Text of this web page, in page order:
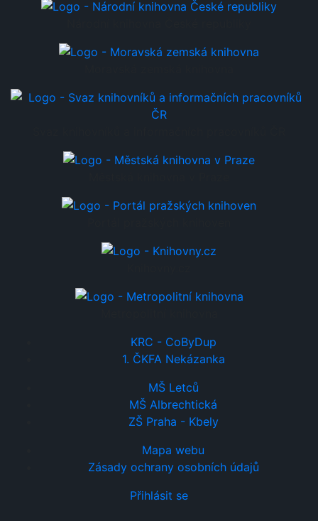
KRC - CoByDup
1. ČKFA Nekázanka
MŠ Letců
MŠ Albrechtická
ZŠ Praha - Kbely
Mapa webu
Zásady ochrany osobních údajů
Přihlásit se